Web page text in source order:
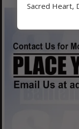
Sacred Heart,